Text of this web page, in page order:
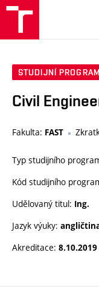
STUDIJNÍ PROGRAM
Civil
Fakulta: FAST
Typ studijního
Kód studijního
Udělovaný titul: Ing.
Jazyk výuky:
Akreditace: 8.10.2019